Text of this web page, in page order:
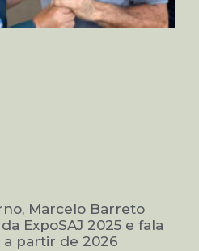
Marcelo Barreto
ExpoSAJ 2025 e fala
partir de 2026